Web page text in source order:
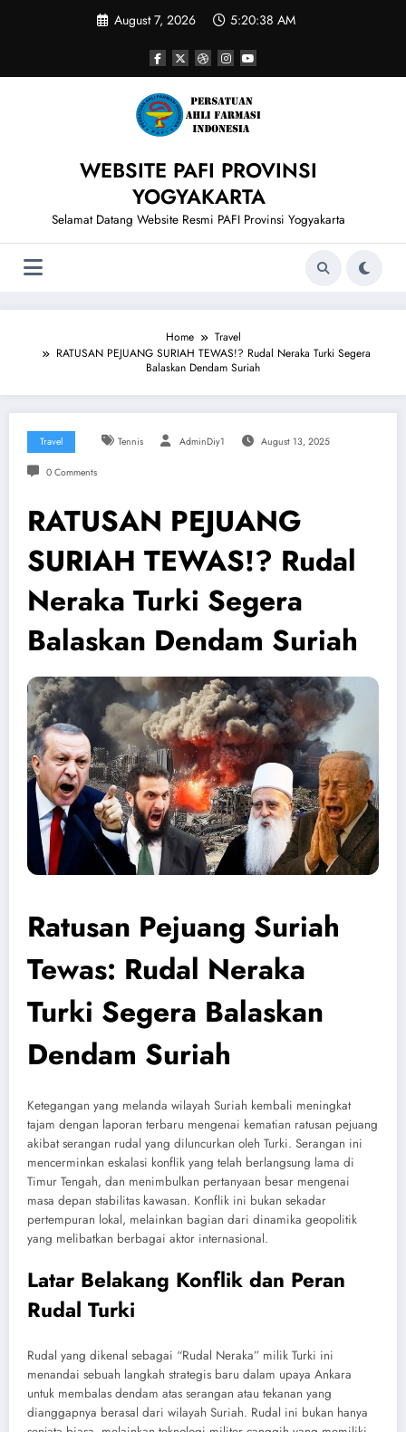
August 7, 2026 5:20:39 AM
WEBSITE PAFI PROVINSI
YOGYAKARTA
Selamat Datang Website Resmi PAFI Provinsi Yogyakarta
Home
Travel
RATUSAN PEJUANG SURIAH TEWAS!? Rudal Neraka Turki Segera
Balaskan Dendam Suriah
Travel Tennis AdminDiy1 August 13, 2025
0 Comments
RATUSAN PEJUANG
SURIAH TEWAS!? Rudal
Neraka Turki Segera
Balaskan Dendam Suriah
Ratusan Pejuang Suriah
Tewas: Rudal Neraka
Turki Segera Balaskan
Dendam Suriah
Ketegangan yang melanda wilayah Suriah kembali meningkat
tajam dengan laporan terbaru mengenai kematian ratusan pejuang
akibat serangan rudal yang diluncurkan oleh Turki. Serangan ini
mencerminkan eskalasi konflik yang telah berlangsung lama di
Timur Tengah, dan menimbulkan pertanyaan besar mengenai
masa depan stabilitas kawasan. Konflik ini bukan sekadar
pertempuran lokal, melainkan bagian dari dinamika geopolitik
yang melibatkan berbagai aktor internasional.
Latar Belakang Konflik dan Peran
Rudal Turki
Rudal yang dikenal sebagai “Rudal Neraka” milik Turki ini
menandai sebuah langkah strategis baru dalam upaya Ankara
untuk membalas dendam atas serangan atau tekanan yang
dianggapnya berasal dari wilayah Suriah. Rudal ini bukan hanya